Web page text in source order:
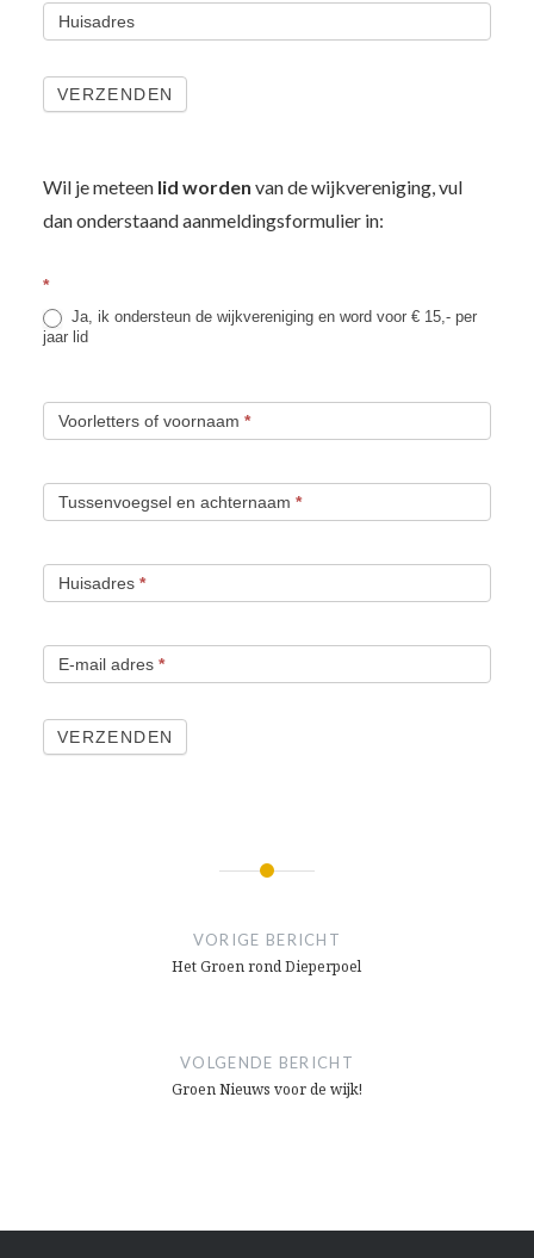
Huisadres
VERZENDEN
Wil je meteen lid worden van de wijkvereniging, vul
dan onderstaand aanmeldingsformulier in:
*
Ja, ik ondersteun de wijkvereniging en word voor € 15,- per
jaar lid
Voorletters of voornaam *
Tussenvoegsel en achternaam *
Huisadres *
E-mail adres *
VERZENDEN
VORIGE BERICHT
Het Groen rond Dieperpoel
VOLGENDE BERICHT
Groen Nieuws voor de wijk!